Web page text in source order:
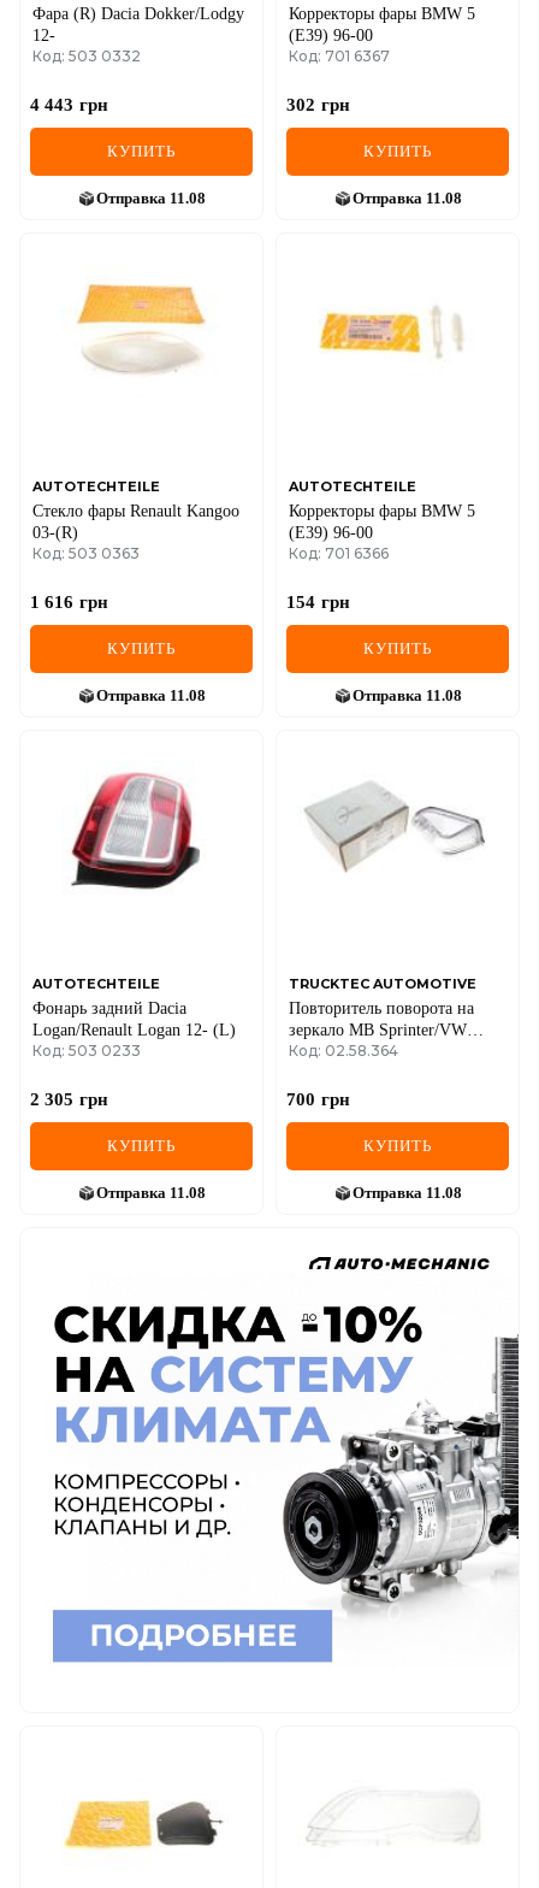
Фара (R) Dacia Dokker/Lodgy
12-
Код: 503 0332
4 443 грн
КУПИТЬ
Отправка 11.08
Корректоры фары BMW 5
(E39) 96-00
Код: 701 6367
302 грн
КУПИТЬ
Отправка 11.08
AUTOTECHTEILE
Стекло фары Renault Kangoo
03-(R)
Код: 503 0363
1 616 грн
КУПИТЬ
Отправка 11.08
AUTOTECHTEILE
Корректоры фары BMW 5
(E39) 96-00
Код: 701 6366
154 грн
КУПИТЬ
Отправка 11.08
AUTOTECHTEILE
Фонарь задний Dacia
Logan/Renault Logan 12- (L)
Код: 503 0233
2 305 грн
КУПИТЬ
Отправка 11.08
TRUCKTEC AUTOMOTIVE
Повторитель поворота на
зеркало MB Sprinter/VW
Crafter 06-(R)
Код: 02.58.364
700 грн
КУПИТЬ
Отправка 11.08